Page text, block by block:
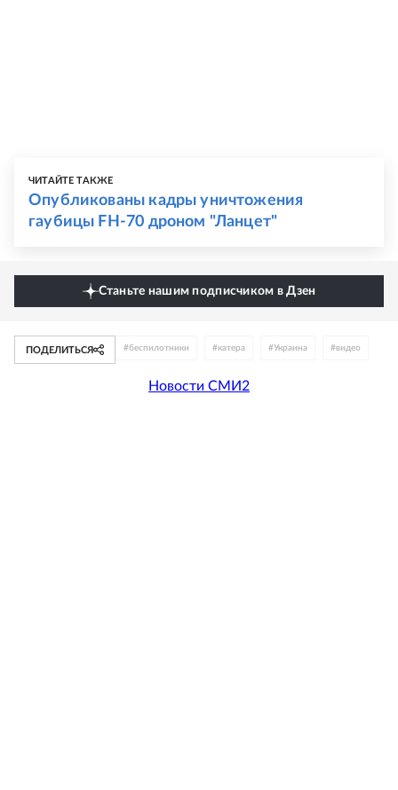
ЧИТАЙТЕ ТАКЖЕ
Опубликованы кадры уничтожения
гаубицы FH-70 дроном "Ланцет"
Станьте нашим подписчиком в Дзен
ПОДЕЛИТЬСЯ #беспилотники #катера #Украина #видео
Новости СМИ2